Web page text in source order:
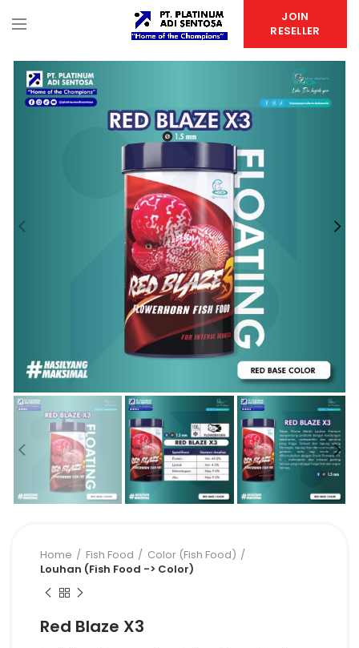
JOIN
RESELLER
Home Fish Food
Color (Fish Food)
Louhan (Fish Food -> Color)
Red Blaze X3